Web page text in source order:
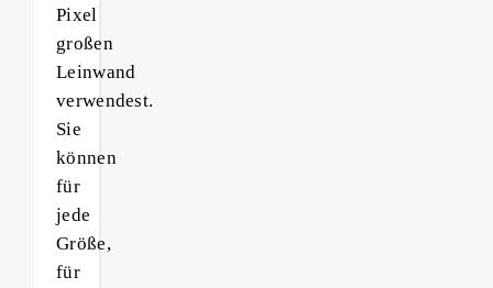
Pixel
großen
Leinwand
verwendest.
Sie
können
für
jede
Größe,
für